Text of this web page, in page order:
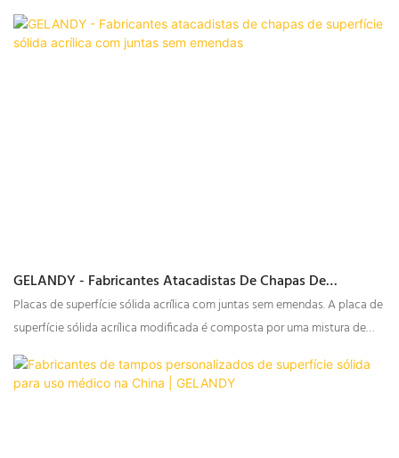
certificações de testes de padrões internacionais. Testado e
comprovado como de alto desempenho e com longa durabilidade.
GELANDY - Fabricantes Atacadistas De Chapas De
Superfície Sólida Acrílica Com Juntas Sem Emendas
Placas de superfície sólida acrílica com juntas sem emendas. A placa de
superfície sólida acrílica modificada é composta por uma mistura de
poliéster insaturado e MMA. Excelente relação custo-benefício.
Adequada para bancadas de cozinha, tampos de banheiro, bancadas
de trabalho e superfícies de serviço, etc.